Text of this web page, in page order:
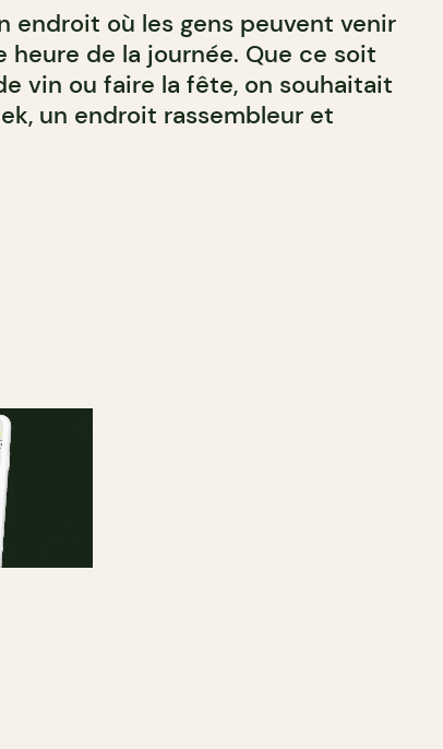
endroit où les gens peuvent venir
de la journée. Que ce soit
vin ou faire la fête, on souhaitait
un endroit rassembleur et